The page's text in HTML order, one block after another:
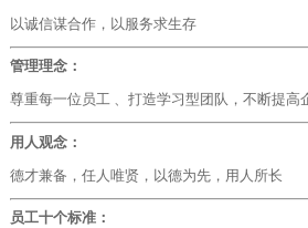
以诚信谋合作，以服务求生存
管理理念：
尊重每一位员工 、打造学习型团队，不断提高
用人观念：
德才兼备，任人唯贤，以德为先，用人所长
员工十个标准：